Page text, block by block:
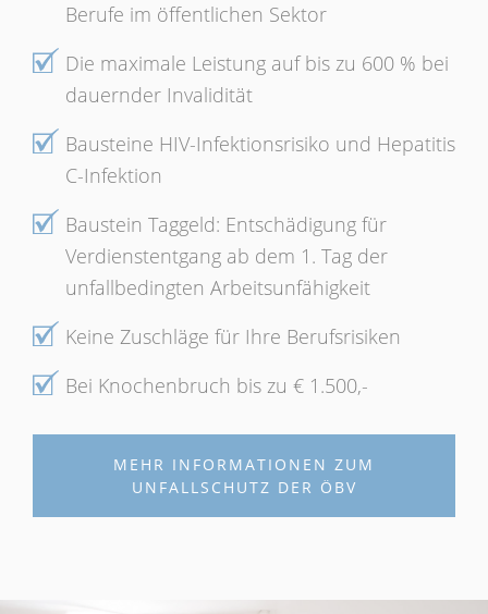
Berufe im öffentlichen Sektor
Die maximale Leistung auf bis zu 600 % bei
dauernder Invalidität
Bausteine HIV-Infektionsrisiko und Hepatitis
C-Infektion
Baustein Taggeld: Entschädigung für
Verdienstentgang ab dem 1. Tag der
unfallbedingten Arbeitsunfähigkeit
Keine Zuschläge für Ihre Berufsrisiken
Bei Knochenbruch bis zu € 1.500,-
MEHR INFORMATIONEN ZUM
UNFALLSCHUTZ DER ÖBV